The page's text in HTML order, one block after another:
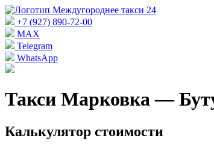
+7 (927) 890-72-00
MAX
Telegram
WhatsApp
Такси Марковка —
Калькулятор стоимости